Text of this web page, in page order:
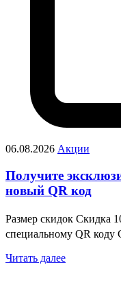
06.08.2026 Акции
Получите
новый QR код
Размер скидок Скидка
специальному QR
Читать далее